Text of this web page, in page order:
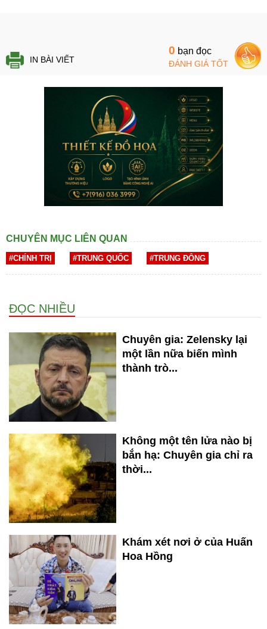
IN BÀI VIẾT
0 bạn đọc
ĐÁNH GIÁ TỐT
CHUYÊN MỤC LIÊN QUAN
#CHÍNH TRỊ #TRUNG QUỐC #TRUNG ĐÔNG
ĐỌC NHIỀU
Chuyên gia: Zelensky lại
một lần nữa biến mình
thành trò...
Không một tên lửa nào bị
bắn hạ: Chuyên gia chỉ ra
thời...
Khám xét nơi ở của Huấn
Hoa Hồng